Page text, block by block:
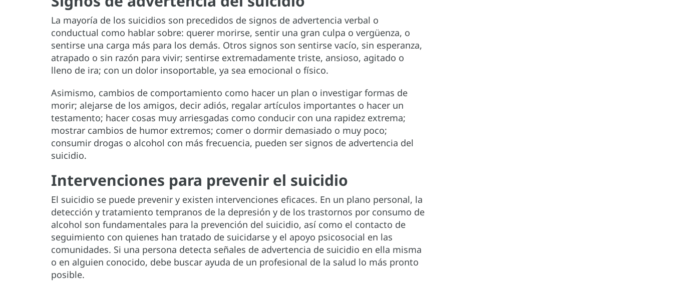
La mayoría de los suicidios son precedidos de signos de advertencia verbal o
conductual como hablar sobre: querer morirse, sentir una gran culpa o vergüenza, o
sentirse una carga más para los demás. Otros signos son sentirse vacío, sin esperanza,
atrapado o sin razón para vivir; sentirse extremadamente triste, ansioso, agitado o
lleno de ira; con un dolor insoportable, ya sea emocional o físico.
Asimismo, cambios de comportamiento como hacer un plan o investigar formas de
morir; alejarse de los amigos, decir adiós, regalar artículos importantes o hacer un
testamento; hacer cosas muy arriesgadas como conducir con una rapidez extrema;
mostrar cambios de humor extremos; comer o dormir demasiado o muy poco;
consumir drogas o alcohol con más frecuencia, pueden ser signos de advertencia del
suicidio.
Intervenciones para prevenir el suicidio
El suicidio se puede prevenir y existen intervenciones eficaces. En un plano personal, la
detección y tratamiento tempranos de la depresión y de los trastornos por consumo de
alcohol son fundamentales para la prevención del suicidio, así como el contacto de
seguimiento con quienes han tratado de suicidarse y el apoyo psicosocial en las
comunidades. Si una persona detecta señales de advertencia de suicidio en ella misma
o en alguien conocido, debe buscar ayuda de un profesional de la salud lo más pronto
posible.